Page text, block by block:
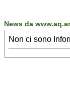
News da
Non ci sono